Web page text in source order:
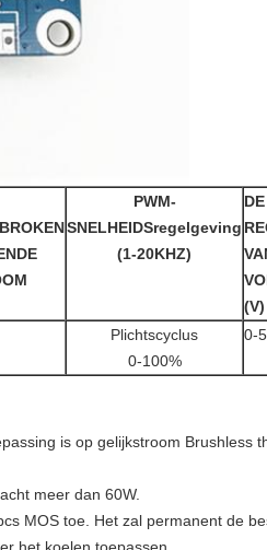
PWM-
SNELHEIDSregelgeving
(1-20KHZ)
(V)
Plichtscyclus
0-100%
0-
is op gelijkstroom Brushless
meer dan 60W.
MOS toe. Het zal permanent de